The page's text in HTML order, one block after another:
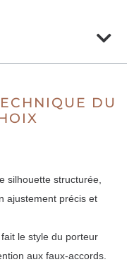
DU
silhouette structurée,
ajustement précis et
fait le style du porteur
aux faux-accords.